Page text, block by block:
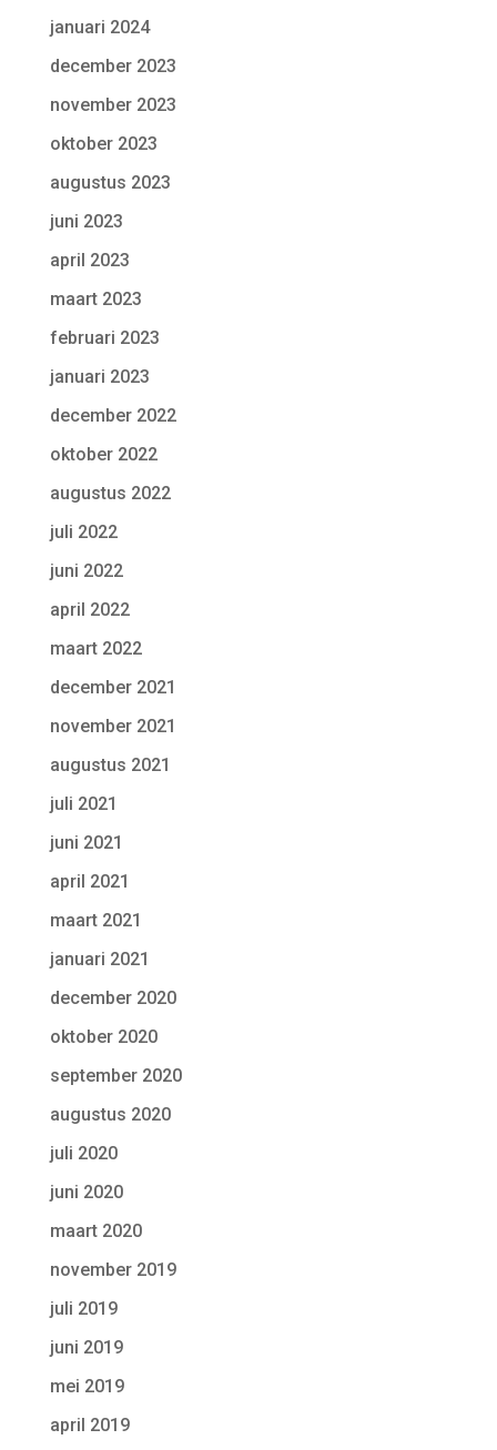
januari 2024
december 2023
november 2023
oktober 2023
augustus 2023
juni 2023
april 2023
maart 2023
februari 2023
januari 2023
december 2022
oktober 2022
augustus 2022
juli 2022
juni 2022
april 2022
maart 2022
december 2021
november 2021
augustus 2021
juli 2021
juni 2021
april 2021
maart 2021
januari 2021
december 2020
oktober 2020
september 2020
augustus 2020
juli 2020
juni 2020
maart 2020
november 2019
juli 2019
juni 2019
mei 2019
april 2019